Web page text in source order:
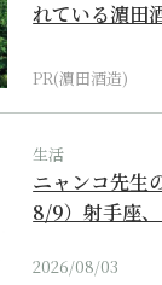
れている濵田
PR(濵田酒造)
生活
ニャンコ先生
8/9）射手座
2026/08/03